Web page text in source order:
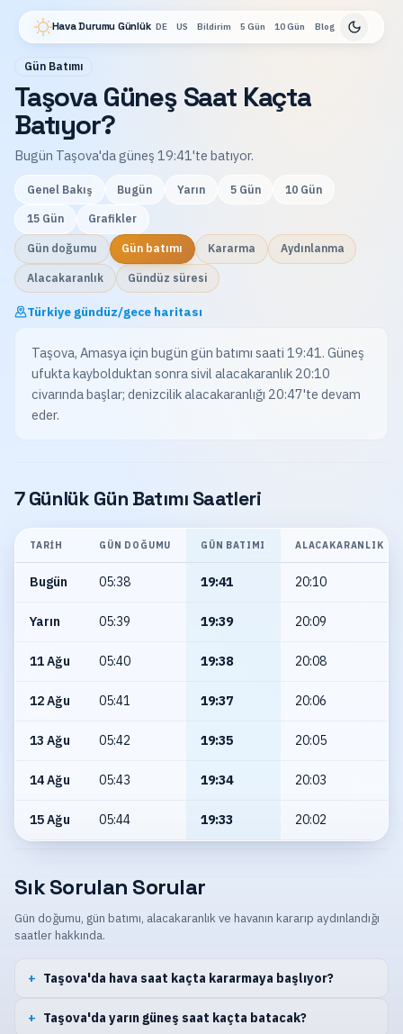
Hava Durumu Günlük DE US Bildirim 5 Gün 10 Gün Blog
Gün Batımı
Taşova Güneş Saat Kaçta
Batıyor?
Bugün Taşova'da güneş 19:41'te batıyor.
Genel Bakış Bugün Yarın 5 Gün 10 Gün
15 Gün Grafikler
Gün doğumu Gün batımı Kararma Aydınlanma
Alacakaranlık Gündüz süresi
Türkiye gündüz/gece haritası
Taşova, Amasya için bugün gün batımı saati 19:41. Güneş
ufukta kaybolduktan sonra sivil alacakaranlık 20:10
civarında başlar; denizcilik alacakaranlığı 20:47'te devam
eder.
7 Günlük Gün Batımı Saatleri
TARIH GÜN DOĞUMU GÜN BATIMI ALACAKARANLIK
Bugün 05:38 19:41 20:10
Yarın 05:39 19:39 20:09
11 Ağu 05:40 19:38 20:08
12 Ağu 05:41 19:37 20:06
13 Ağu 05:42 19:35 20:05
14 Ağu 05:43 19:34 20:03
15 Ağu 05:44 19:33 20:02
Sık Sorulan Sorular
Gün doğumu, gün batımı, alacakaranlık ve havanın kararıp aydınlandığı
saatler hakkında.
Taşova'da hava saat kaçta kararmaya başlıyor?
Taşova'da yarın güneş saat kaçta batacak?